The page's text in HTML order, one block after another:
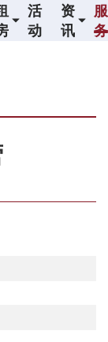
活
动
资
讯
服
务